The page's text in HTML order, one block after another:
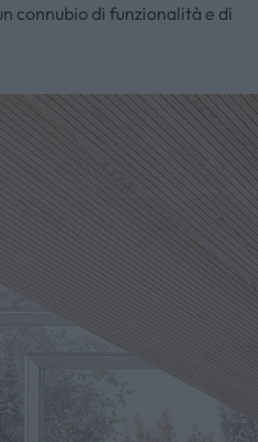
connubio di funzionalità e di